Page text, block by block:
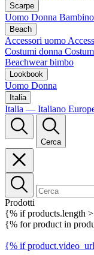
Scarpe
Uomo Donna Bambino
Beach
Accessori uomo
Costumi donna
Beachwear bimbo
Lookbook
Uomo Donna
Italia
Italia — Italiano
Cerca
Prodotti
{% if products.length
{% for product in
{% if